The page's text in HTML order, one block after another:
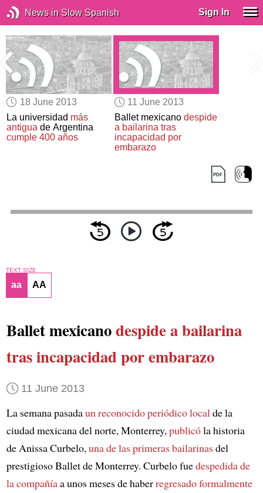
News in Slow Spanish Sign In
18 June 2013
La universidad más
antigua de Argentina
cumple 400 años
11 June 2013
Ballet mexicano despide
a bailarina tras
incapacidad por
embarazo
TEXT SIZE
aa AA
Ballet mexicanodespide a bailarina
tras incapacidad por embarazo
11 June 2013
La semana pasadaun reconocido periódico localde la
ciudad mexicana del norte, Monterrey,publicóla historia
de Anissa Curbelo,una de las primeras bailarinasdel
prestigioso Ballet de Monterrey. Curbelo fuedespedida de
la compañíaa unos meses de haberregresado formalmente